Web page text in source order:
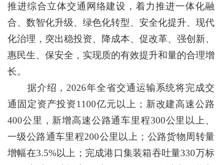
推进综合立体交通网络建设，着力推进一体化融
合、数智化升级、绿色化转型、安全化提升、现代
化治理，突出稳投资、降成本、促改革、强创新、
惠民生、保安全，实现质的有效提升和量的合理增
长。
据介绍，2026年全省交通运输系统将完成交
通固定资产投资1100亿元以上；新改建高速公路
400公里，新增高速公路通车里程300公里以上、
一级公路通车里程200公里以上；公路货物周转量
增幅在3.5%以上；完成港口集装箱吞吐量330万标